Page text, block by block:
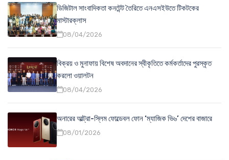
ডিজিটাল সাংবাদিকতা কনটেন্ট তৈরিতে এনএসইউতে টিকটকের
মাস্টারক্লাস
08/04/2026
বিক্রয় ও মুনাফায় বিশেষ অবদানের স্বীকৃতিতে কর্মকর্তাদের পুরস্কৃত
করলো ওয়ালটন
08/04/2026
অনারের আল্ট্রা-স্লিম ফোল্ডেবল ফোন ‘ম্যাজিক ভি৬’ দেশের বাজারে
08/01/2026